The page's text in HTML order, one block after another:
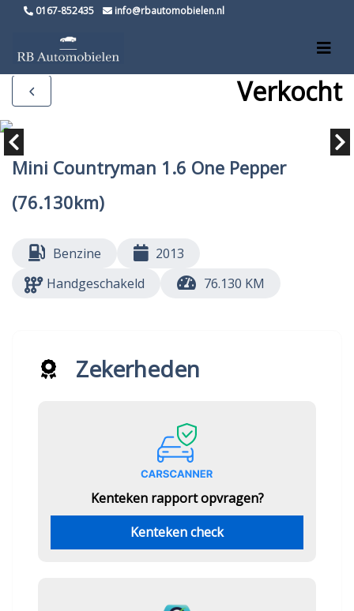
0167-852435 info@rbautomobielen.nl
Verkocht
Mini Countryman 1.6 One Pepper
(76.130km)
Benzine
2013
Handgeschakeld
76.130 KM
Zekerheden
Kenteken rapport opvragen?
Kenteken check